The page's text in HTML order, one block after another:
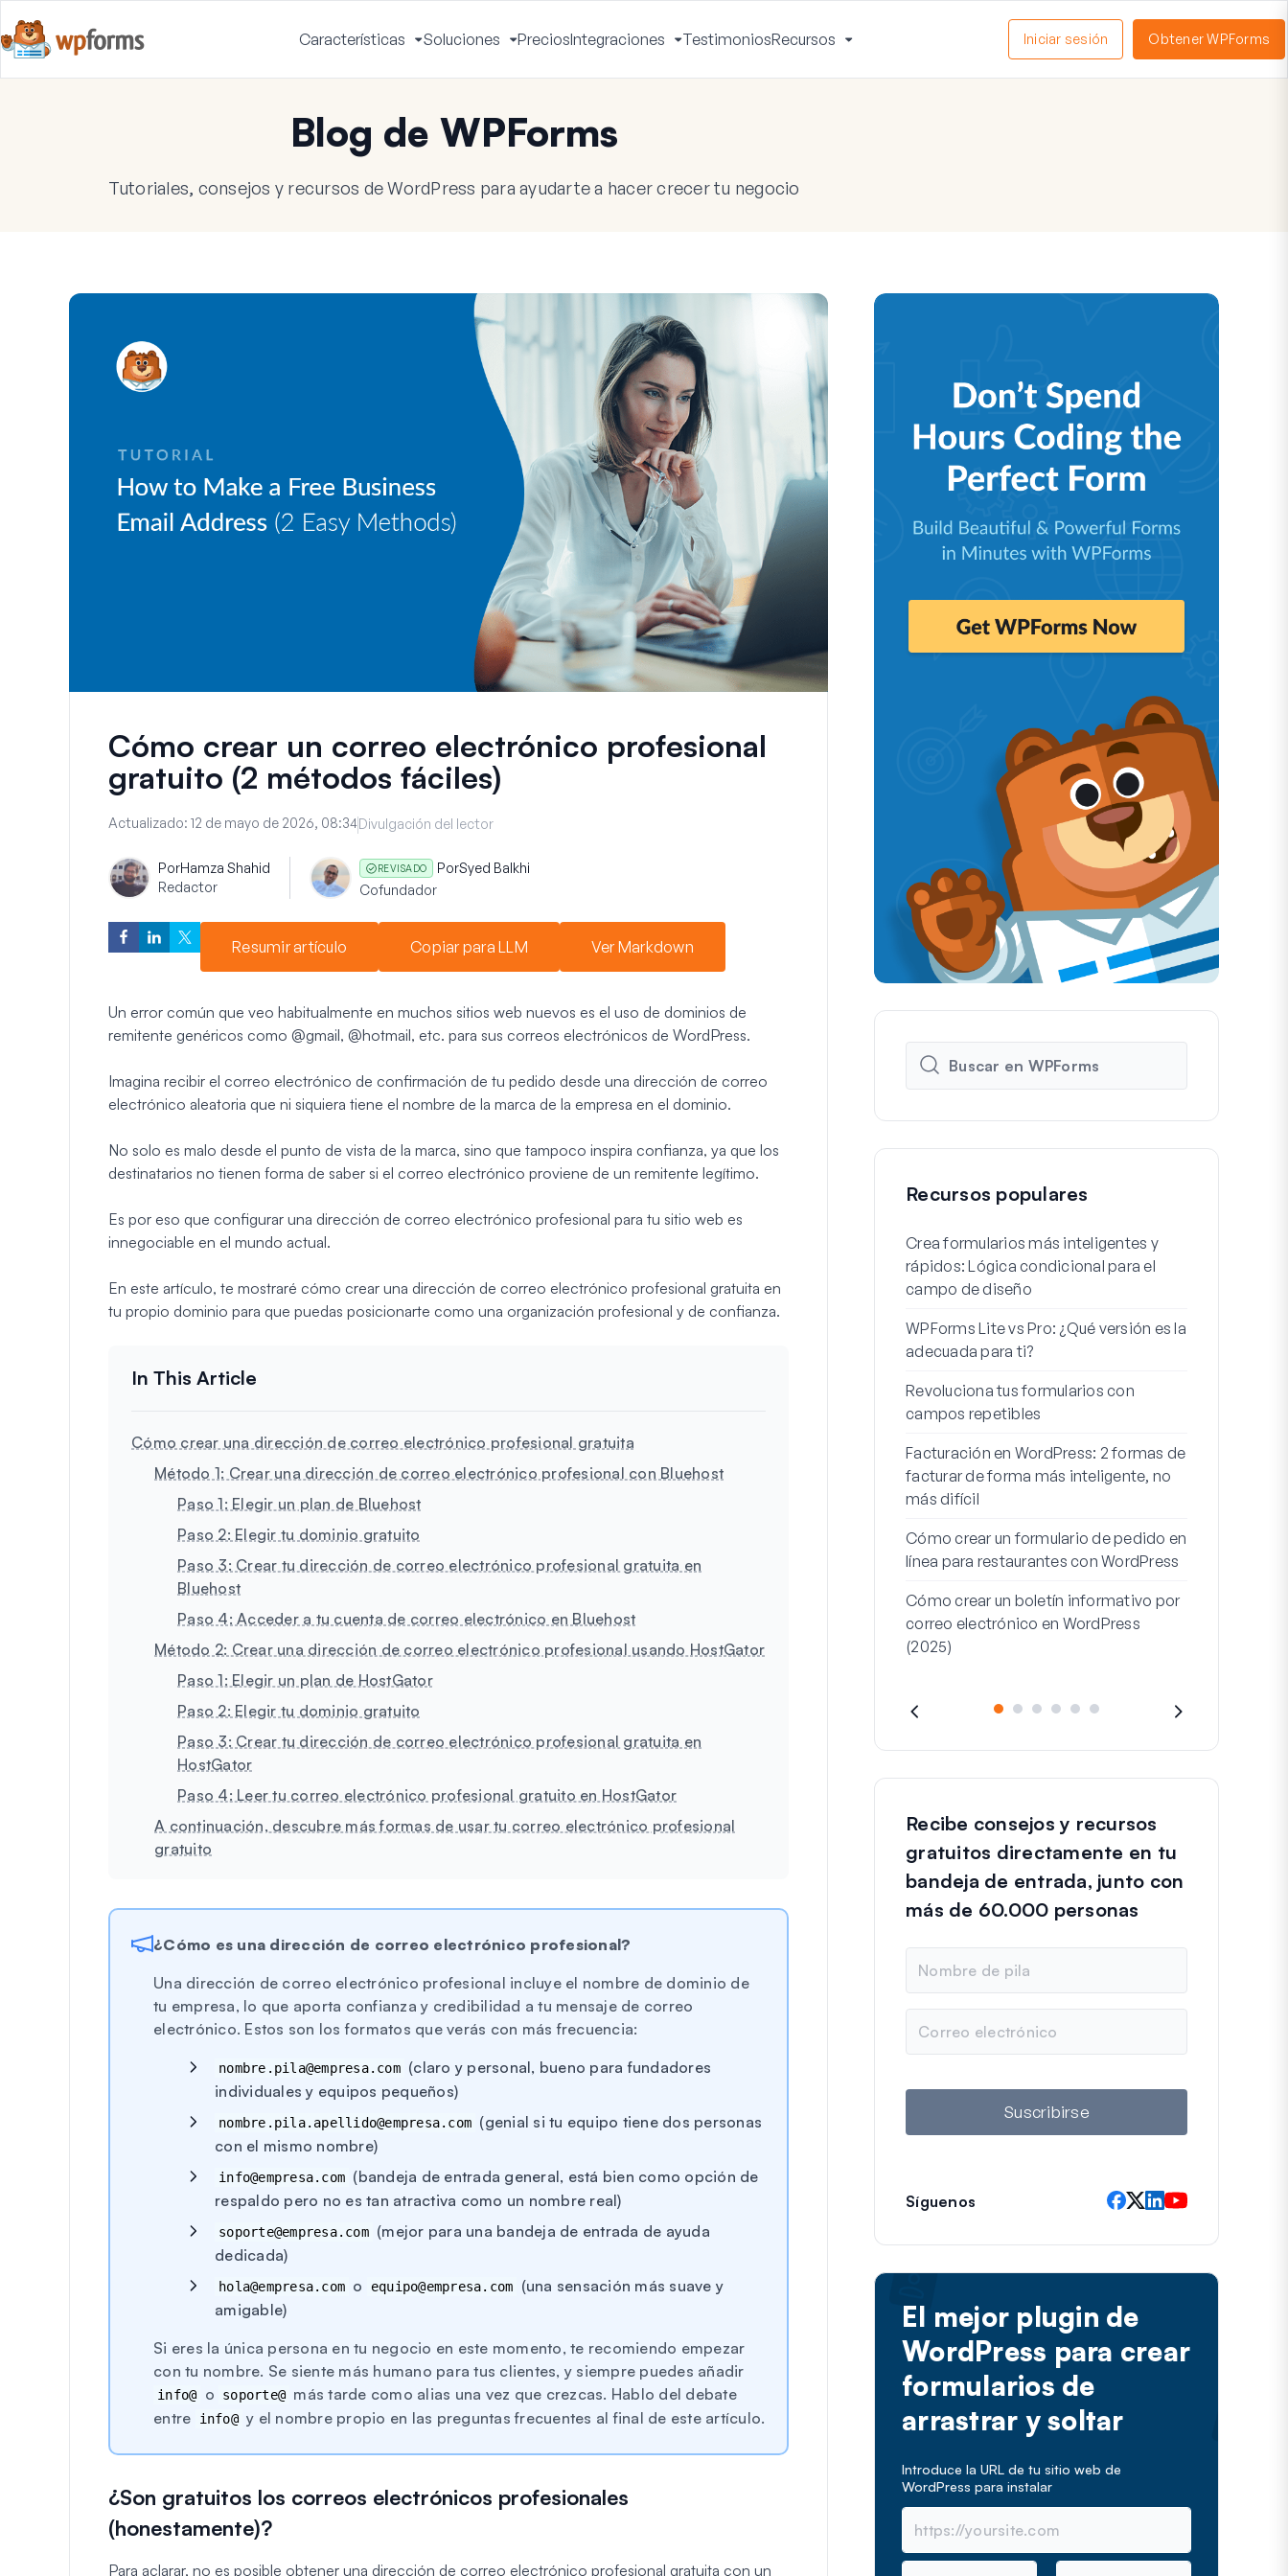
Características
Activar
menú
Soluciones
Activar
menú
PreciosIntegraciones
Activar
menú
TestimoniosRecursos
menú
Iniciar sesión Obtener WPForms
Blog de WPForms
Tutoriales, consejos y recursos de WordPress para ayudarte a hacer crecer tu negocio
Cómo crear un correo electrónico profesional
gratuito (2 métodos fáciles)
Actualizado: 12 de mayo de 2026, 08:34Divulgación del lector
PorHamza Shahid
Redactor
REVISADO PorSyed Balkhi
Cofundador
Resumir artículo Copiar para LLM Ver Markdown
Un error común que veo habitualmente en muchos sitios web nuevos es el uso de dominios de
remitente genéricos como @gmail, @hotmail, etc. para sus correos electrónicos de WordPress.
Imagina recibir el correo electrónico de confirmación de tu pedido desde una dirección de correo
electrónico aleatoria que ni siquiera tiene el nombre de la marca de la empresa en el dominio.
No solo es malo desde el punto de vista de la marca, sino que tampoco inspira confianza, ya que los
destinatarios no tienen forma de saber si el correo electrónico proviene de un remitente legítimo.
Es por eso que configurar una dirección de correo electrónico profesional para tu sitio web es
innegociable en el mundo actual.
En este artículo, te mostraré cómo crear una dirección de correo electrónico profesional gratuita en
tu propio dominio para que puedas posicionarte como una organización profesional y de confianza.
Cómo crear una dirección de correo electrónico profesional gratuita
Método 1: Crear una dirección de correo electrónico profesional con Bluehost
Paso 1: Elegir un plan de Bluehost
Paso 2: Elegir tu dominio gratuito
Paso 3: Crear tu dirección de correo electrónico profesional gratuita en
Bluehost
Paso 4: Acceder a tu cuenta de correo electrónico en Bluehost
Método 2: Crear una dirección de correo electrónico profesional usando HostGator
Paso 1: Elegir un plan de HostGator
Paso 2: Elegir tu dominio gratuito
Paso 3: Crear tu dirección de correo electrónico profesional gratuita en
HostGator
Paso 4: Leer tu correo electrónico profesional gratuito en HostGator
A continuación, descubre más formas de usar tu correo electrónico profesional
gratuito
¿Cómo es una dirección de correo electrónico profesional?
Una dirección de correo electrónico profesional incluye el nombre de dominio de
tu empresa, lo que aporta confianza y credibilidad a tu mensaje de correo
electrónico. Estos son los formatos que verás con más frecuencia:
nombre.pila@empresa.com (claro y personal, bueno para fundadores
individuales y equipos pequeños)
nombre.pila.apellido@empresa.com (genial si tu equipo tiene dos personas
con el mismo nombre)
info@empresa.com (bandeja de entrada general, está bien como opción de
respaldo pero no es tan atractiva como un nombre real)
soporte@empresa.com (mejor para una bandeja de entrada de ayuda
dedicada)
hola@empresa.com o equipo@empresa.com
(una sensación más suave y
amigable)
Si eres la única persona en tu negocio en este momento, te recomiendo empezar
con tu nombre. Se siente más humano para tus clientes, y siempre puedes añadir
info@ o soporte@ más tarde como alias una vez que crezcas. Hablo del debate
entre
info@ y el nombre propio en las preguntas frecuentes al final de este artículo.
¿Son gratuitos los correos electrónicos profesionales
(honestamente)?
Para aclarar, no es posible obtener una dirección de correo electrónico profesional gratuita con un
Recursos populares
Crea formularios más inteligentes y
rápidos: Lógica condicional para el
campo de diseño
WPForms Lite vs Pro: ¿Qué versión es la
adecuada para ti?
Revoluciona tus formularios con
campos repetibles
Facturación en WordPress: 2 formas de
facturar de forma más inteligente, no
más difícil
Cómo crear un formulario de pedido en
línea para restaurantes con WordPress
Cómo crear un boletín informativo por
correo electrónico en WordPress
(2025)
Recibe consejos y recursos
gratuitos directamente en tu
bandeja de entrada, junto con
más de 60.000 personas
m
b
r
e
t
i
o
Suscribirse
Síguenos
El mejor plugin de
WordPress para crear
formularios de
arrastrar y soltar
Introduce la URL de tu sitio web de
WordPress para instalar
N
C